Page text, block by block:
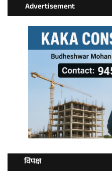
Advertisement
विपक्ष